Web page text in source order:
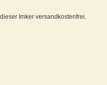
Imker versandkostenfrei.